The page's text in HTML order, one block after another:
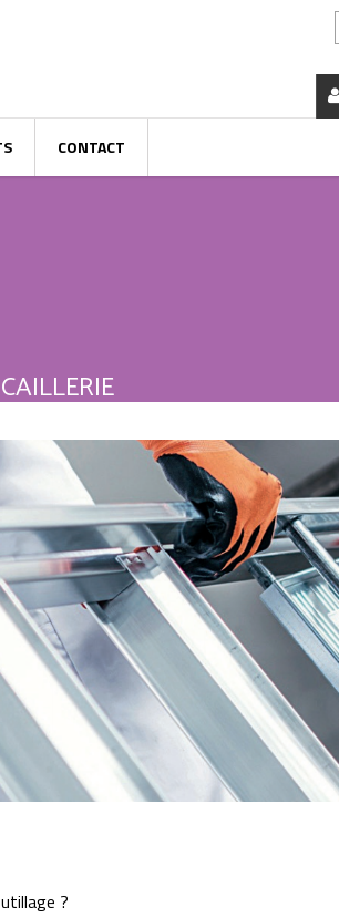
CONTACT
?